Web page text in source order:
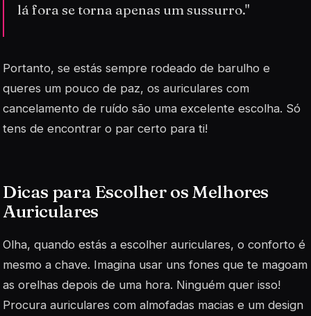
lá fora se torna apenas um sussurro."
Portanto, se estás sempre rodeado de barulho e
queres um pouco de paz, os auriculares com
cancelamento de ruído são uma excelente escolha. Só
tens de encontrar o par certo para ti!
Dicas para Escolher os Melhores
Auriculares
Olha, quando estás a escolher auriculares, o conforto é
mesmo a chave. Imagina usar uns fones que te magoam
as orelhas depois de uma hora. Ninguém quer isso!
Procura auriculares com almofadas macias e um design